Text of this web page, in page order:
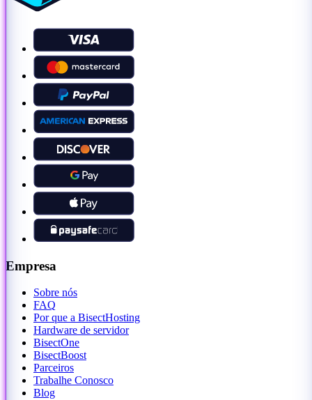
Empresa
Sobre nós
FAQ
Por que a BisectHosting
Hardware de servidor
BisectOne
BisectBoost
Parceiros
Trabalhe Conosco
Blog